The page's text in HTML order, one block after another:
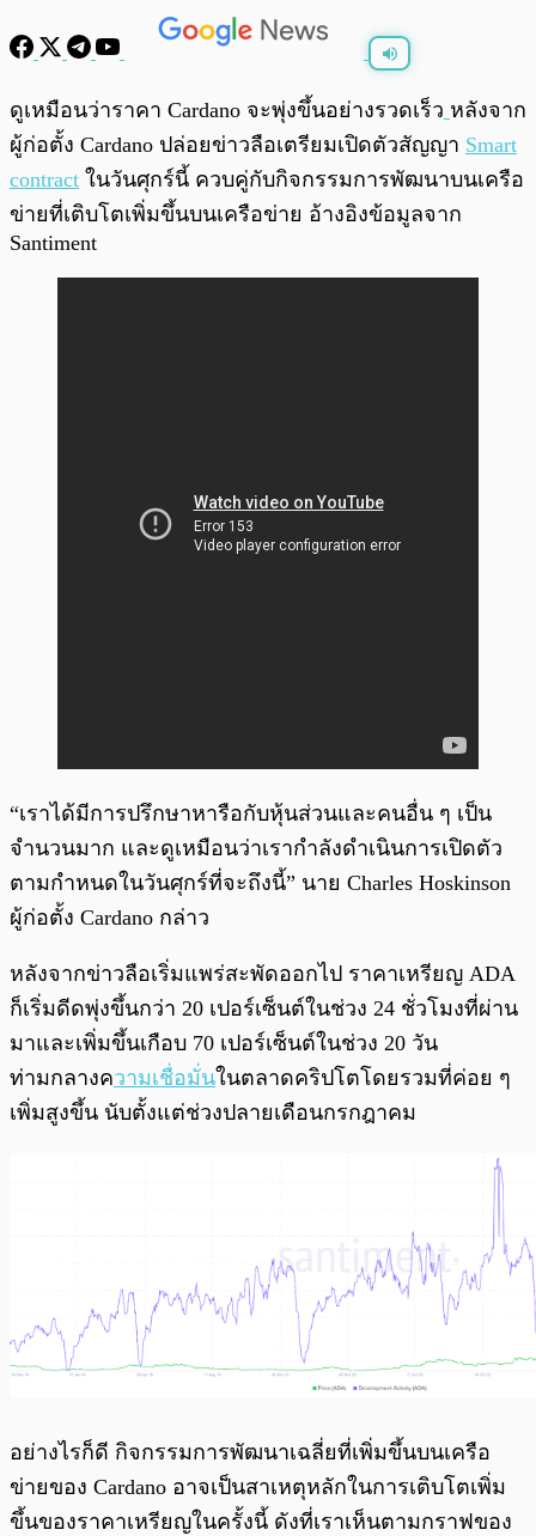
พร้อมเล่น 0:00 0:00
ดูเหมือนว่าราคา Cardano จะพุ่งขึ้นอย่างรวดเร็ว หลังจาก
ผู้ก่อตั้ง Cardano ปล่อยข่าวลือเตรียมเปิดตัวสัญญา Smart
contract ในวันศุกร์นี้ ควบคู่กับกิจกรรมการพัฒนาบนเครือ
ข่ายที่เติบโตเพิ่มขึ้นบนเครือข่าย อ้างอิงข้อมูลจาก
Santiment
“เราได้มีการปรึกษาหารือกับหุ้นส่วนและคนอื่น ๆ เป็น
จำนวนมาก และดูเหมือนว่าเรากำลังดำเนินการเปิดตัว
ตามกำหนดในวันศุกร์ที่จะถึงนี้” นาย Charles Hoskinson
ผู้ก่อตั้ง Cardano กล่าว
หลังจากข่าวลือเริ่มแพร่สะพัดออกไป ราคาเหรียญ ADA
ก็เริ่มดีดพุ่งขึ้นกว่า 20 เปอร์เซ็นต์ในช่วง 24 ชั่วโมงที่ผ่าน
มาและเพิ่มขึ้นเกือบ 70 เปอร์เซ็นต์ในช่วง 20 วัน
ท่ามกลางความเชื่อมั่นในตลาดคริปโตโดยรวมที่ค่อย ๆ
เพิ่มสูงขึ้น นับตั้งแต่ช่วงปลายเดือนกรกฎาคม
อย่างไรก็ดี กิจกรรมการพัฒนาเฉลี่ยที่เพิ่มขึ้นบนเครือ
ข่ายของ Cardano อาจเป็นสาเหตุหลักในการเติบโตเพิ่ม
ขึ้นของราคาเหรียญในครั้งนี้ ดังที่เราเห็นตามกราฟของ